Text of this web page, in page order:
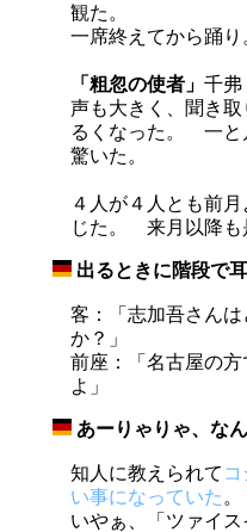
観た。
一席終えてから踊
「粗忽の使者」 千弗
声も大きく、聞き
るくなった。 一と
驚いた。
４人が４人とも前
じた。 来月以降も
出るときに階段で
客：「志加吾さん
か？」
前座：「名古屋の
よ」
あーりゃりゃ、なん
知人に教えられて
い事になっていた 。
いやぁ、「ツァイス